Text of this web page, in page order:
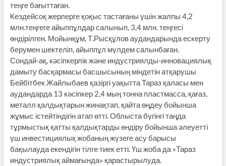
теңге бағыттаған.
Кездейсоқ жерлерге қоқыс тастағаны үшін жалпы 4,2
млн.теңгеге айыппұлдар салынып, 3,4 млн. теңгесі
өндірілген. Мойынқұм, Т.Рысқұлов аудандарында ескерту
берумен шектеліп, айыппұл мүлдем салынбаған.
Сондай-ақ, кәсіпкерлік және индустриялды-инновациялық
дамыту басқармасы басшысының міндетін атқарушы
Бейбітбек Жайлыбаев қазіргі уақытта Тараз қаласы мен
аудандарда 13 кәсіпкер 2,4 мың тонна пластмасса, қағаз,
металл қалдықтарын жинақтап, қайта өңдеу бойынша
жұмыс істейтіндігін атап өтті. Облыста бүгінгі таңда
тұрмыстық қатты қалдықтарды өндіру бойынша әлеуетті
үш инвестициялық жобаның жүзеге асу барысы
бақылауда екендігін тілге тиек етті. Үш жоба да «Тараз
индустриялық аймағында» қарастырылуда.